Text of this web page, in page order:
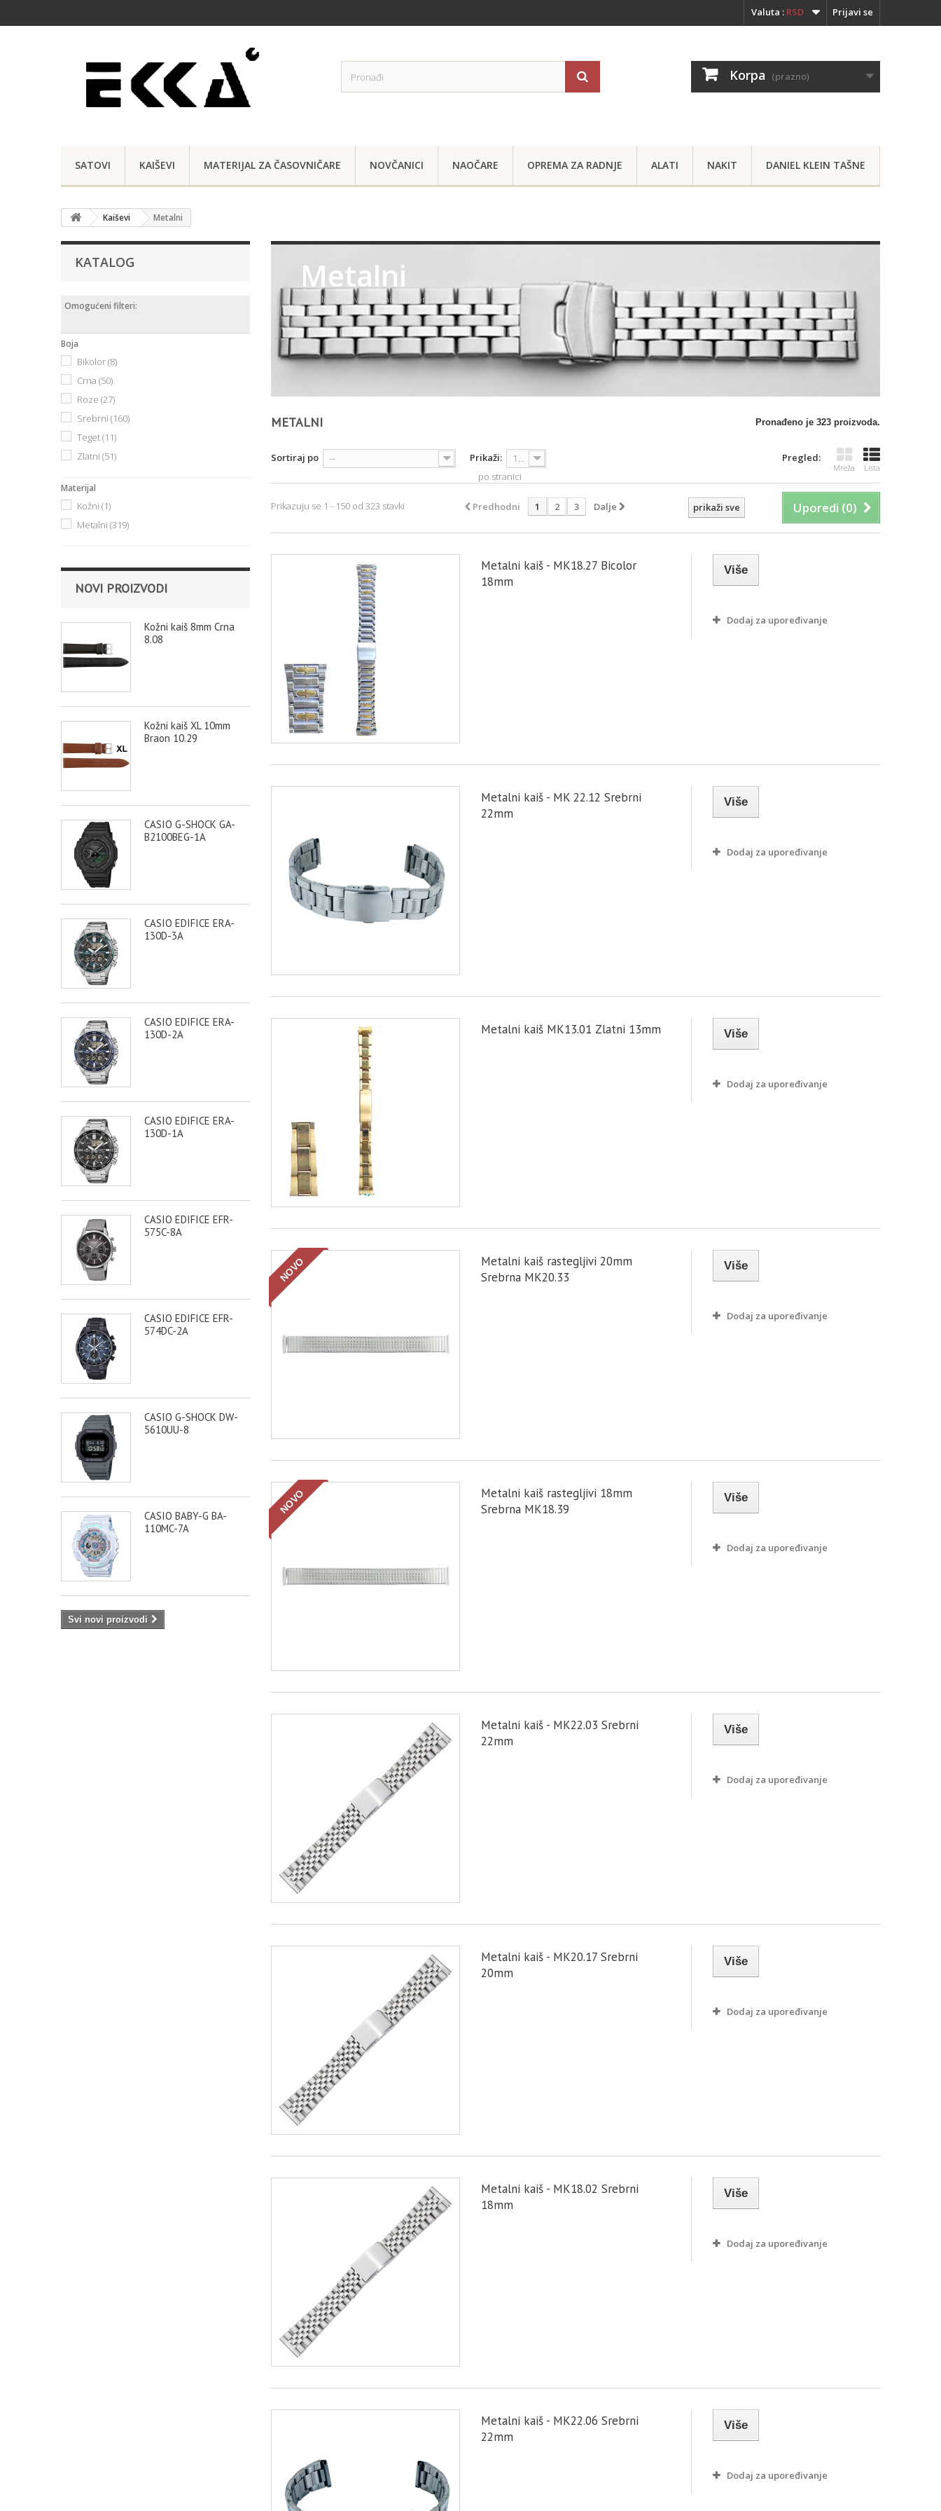
Prijavi se
Valuta : RSD
Korpa (prazno)
SATOVI KAIŠEVI MATERIJAL ZA ČASOVNIČARE NOVČANICI NAOČARE OPREMA ZA RADNJE ALATI NAKIT DANIEL KLEIN TAŠNE
Kaiševi Metalni
KATALOG
Omogućeni filteri:
Boja
Bikolor(8)
Crna (50)
Roze (27)
Srebrni (160)
Teget(11)
Zlatni (51)
Materijal
Kožni (1)
Metalni (319)
NOVI PROIZVODI
Kožni kaiš 8mm Crna
8.08
Kožni kaiš XL 10mm
Braon 10.29
CASIO G-SHOCK GA-
B2100BEG-1A
CASIO EDIFICE ERA-
130D-3A
CASIO EDIFICE ERA-
130D-2A
CASIO EDIFICE ERA-
130D-1A
CASIO EDIFICE EFR-
575C-8A
CASIO EDIFICE EFR-
574DC-2A
CASIO G-SHOCK DW-
5610UU-8
CASIO BABY-G BA-
110MC-7A
Svi novi proizvodi
Metalni
Metalni kaiševi u raznim dimenzijama
METALNI Pronađeno je 323 proizvoda.
Pregled:
Mreža Lista
Sortiraj po -- Prikaži: 150
po stranici
Uporedi (0)
prikaži sve
Predhodni 1 2 3 Dalje
Prikazuju se 1 - 150 od 323 stavki
Metalni kaiš - MK18.27 Bicolor
18mm
Više
Dodaj za upoređivanje
Metalni kaiš - MK 22.12 Srebrni
22mm
Više
Dodaj za upoređivanje
Metalni kaiš MK13.01 Zlatni 13mm Više
Dodaj za upoređivanje
NOVO
Metalni kaiš rastegljivi 20mm
Srebrna MK20.33
Više
Dodaj za upoređivanje
NOVO
Metalni kaiš rastegljivi 18mm
Srebrna MK18.39
Više
Dodaj za upoređivanje
Metalni kaiš - MK22.03 Srebrni
22mm
Više
Dodaj za upoređivanje
Metalni kaiš - MK20.17 Srebrni
20mm
Više
Dodaj za upoređivanje
Metalni kaiš - MK18.02 Srebrni
18mm
Više
Dodaj za upoređivanje
Metalni kaiš - MK22.06 Srebrni
22mm
Više
Dodaj za upoređivanje